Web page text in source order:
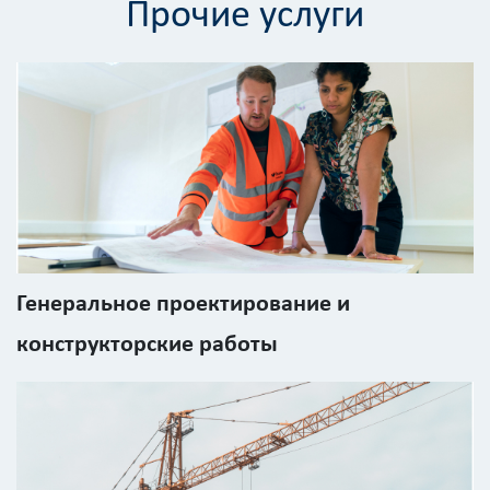
Прочие услуги
Генеральное проектирование и
конструкторские работы
Калькулятор
расчёта
стоимости
работ
работ
Площадь
?